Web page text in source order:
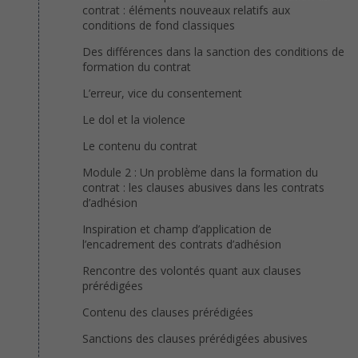
contrat : éléments nouveaux relatifs aux
conditions de fond classiques
Des différences dans la sanction des conditions de
formation du contrat
L’erreur, vice du consentement
Le dol et la violence
Le contenu du contrat
Module 2 : Un problème dans la formation du
contrat : les clauses abusives dans les contrats
d’adhésion
Inspiration et champ d’application de
l’encadrement des contrats d’adhésion
Rencontre des volontés quant aux clauses
prérédigées
Contenu des clauses prérédigées
Sanctions des clauses prérédigées abusives